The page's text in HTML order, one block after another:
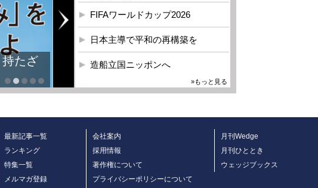
たざ
FIFAワールドカップ2026
日本主導で平和の再構築を
造船立国ニッポンへ
»もっと見る
最新記事一覧
ランキング
特集一覧
メルマガ登録
会社案内
採用情報
著作権について
プライバシーポリシーについて
月刊Wedge
月刊ひととき
ウェッジブックス